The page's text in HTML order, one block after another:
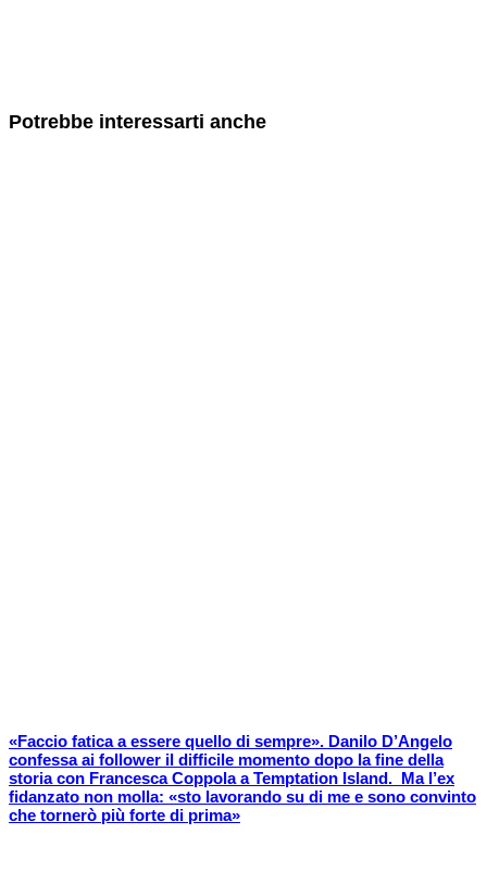
Potrebbe interessarti anche
«Faccio fatica a essere quello di sempre». Danilo D’Angelo
confessa ai follower il difficile momento dopo la fine della
storia con Francesca Coppola a Temptation Island. Ma l’ex
fidanzato non molla: «sto lavorando su di me e sono convinto
che tornerò più forte di prima»